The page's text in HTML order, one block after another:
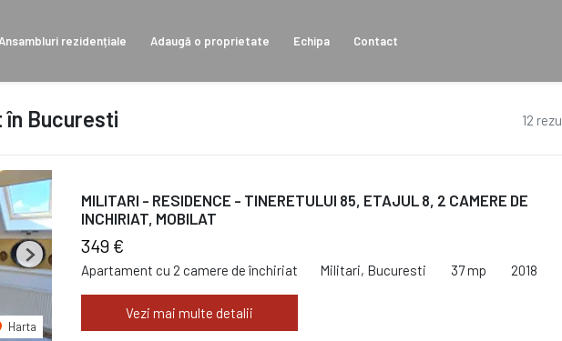
Ansambluri rezidențiale Adaugă o proprietate Echipa Contact
12
Bucuresti
Harta
Next
MILITARI - RESIDENCE - TINERETULUI 85, ETAJUL 8, 2 CAMERE DE
INCHIRIAT, MOBILAT
349 €
Apartament cu 2 camere de închiriat Militari, Bucuresti 37 mp 2018
Vezi mai multe detalii